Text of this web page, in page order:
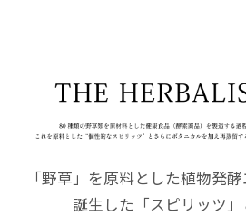
「野草」を原料とした植物発
誕生した「スピリッツ」